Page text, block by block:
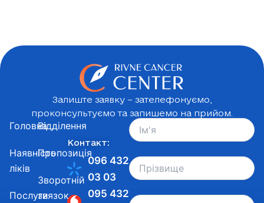
Залиште заявку – зателефонуємо,
проконсультуємо та запишемо на прийом.
Контакт:
096 432
03 03
095 432
Головна
Наявність
ліків
Послуги
Відділення
Пропозиція
Зворотній
звязок